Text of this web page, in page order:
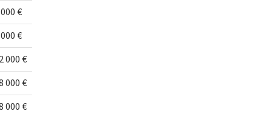
€
€
000 €
000 €
000 €